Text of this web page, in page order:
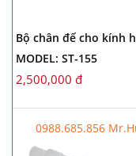
Bộ chân đế cho kính
MODEL: ST-155
2,500,000 đ
0988.685.856